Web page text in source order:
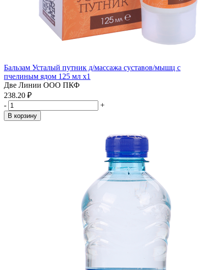
Бальзам Усталый путник д/массажа суставов/мышц с
пчелиным ядом 125 мл x1
Две Линии ООО ПКФ
238.20 ₽
-
+
В корзину